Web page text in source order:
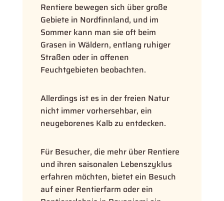
Rentiere bewegen sich über große
Gebiete in Nordfinnland, und im
Sommer kann man sie oft beim
Grasen in Wäldern, entlang ruhiger
Straßen oder in offenen
Feuchtgebieten beobachten.
Allerdings ist es in der freien Natur
nicht immer vorhersehbar, ein
neugeborenes Kalb zu entdecken.
Für Besucher, die mehr über Rentiere
und ihren saisonalen Lebenszyklus
erfahren möchten, bietet ein Besuch
auf einer Rentierfarm oder ein